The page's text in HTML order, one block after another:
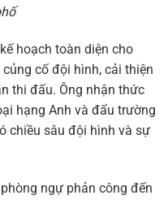
hoạch toàn diện cho
cố đội hình, cải thiện
thi đấu. Ông nhận thức
hạng Anh và đấu trường
chiều sâu đội hình và sự
ngự phản công đến